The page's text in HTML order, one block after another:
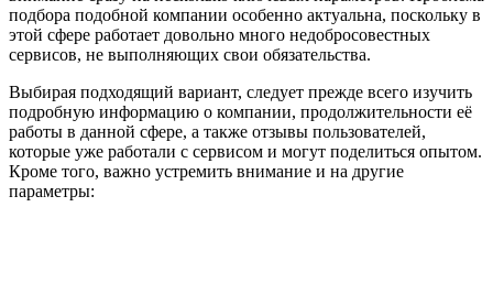
подбора подобной компании особенно актуальна, поскольку в
этой сфере работает довольно много недобросовестных
сервисов, не выполняющих свои обязательства.
Выбирая подходящий вариант, следует прежде всего изучить
подробную информацию о компании, продолжительности её
работы в данной сфере, а также отзывы пользователей,
которые уже работали с сервисом и могут поделиться опытом.
Кроме того, важно устремить внимание и на другие
параметры: